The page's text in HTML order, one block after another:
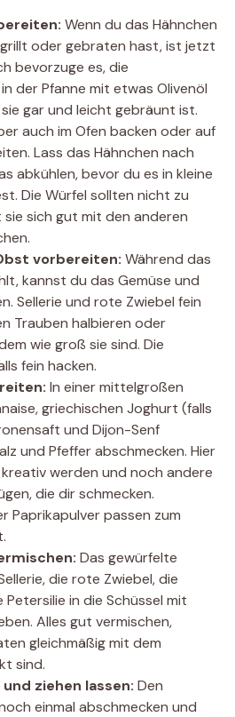
Wenn du das Hähnchen
oder gebraten hast, ist jetzt
bevorzuge es, die
der Pfanne mit etwas Olivenöl
gar und leicht gebräunt ist.
auch im Ofen backen oder auf
Lass das Hähnchen nach
abkühlen, bevor du es in kleine
Die Würfel sollten nicht zu
sich gut mit den anderen
vorbereiten: Während das
kannst du das Gemüse und
Sellerie und rote Zwiebel fein
Trauben halbieren oder
wie groß sie sind. Die
fein hacken.
In einer mittelgroßen
griechischen Joghurt (falls
und Dijon-Senf
und Pfeffer abschmecken. Hier
werden und noch andere
die dir schmecken.
Paprikapulver passen zum
Das gewürfelte
die rote Zwiebel, die
Petersilie in die Schüssel mit
Alles gut vermischen,
gleichmäßig mit dem
sind.
ziehen lassen: Den
einmal abschmecken und